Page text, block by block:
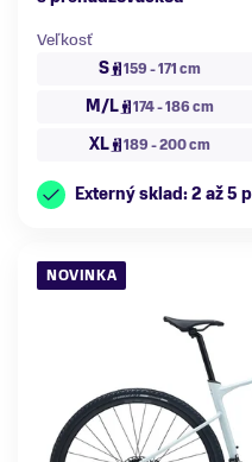
Veľkosť
S
159 - 171 cm
M/L 174 - 186 cm
XL 189 - 200 cm
Externý sklad: 2 až 5
NOVINKA